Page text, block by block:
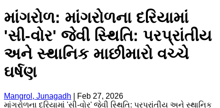
માંગરોળ: માંગરોળના દરિયામાં
'સી-વોર' જેવી સ્થિતિ: પરપ્રાંતીય
અને સ્થાનિક માછીમારો વચ્ચે
ઘર્ષણ
Mangrol, Junagadh
Feb 27, 2026
માંગરોળના દરિયામાં 'સી-વોર' જેવી સ્થિતિ: પરપ્રાંતીય અને સ્થાનિક